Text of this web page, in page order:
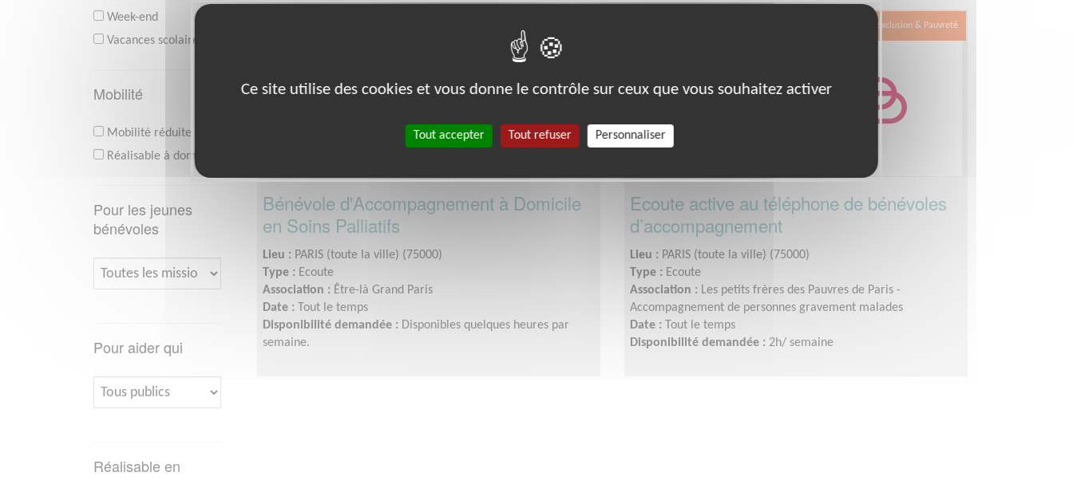
Week-end
Vacances scolaires
Mobilité
Mobilité réduite
Réalisable à domicile
Pour les jeunes
bénévoles
Pour aider qui
Réalisable en
Bénévole d'Accompagnement à Domicile
en Soins Palliatifs
Lieu : PARIS (toute la ville) (75000)
Type : Ecoute
Association : Être-là Grand Paris
Date :
Tout le temps
Disponibilité demandée : Disponibles quelques heures par
semaine.
Exclusion & Pauvreté
Ecoute active au téléphone de bénévoles
d’accompagnement
Lieu : PARIS (toute la ville) (75000)
Type : Ecoute
Association : Les petits frères des Pauvres de Paris -
Accompagnement de personnes gravement malades
Date :
Tout le temps
Disponibilité demandée : 2h/ semaine
Ce site utilise des cookies et vous donne le contrôle sur ceux que vous souhaitez activer
Tout accepter Tout refuser Personnaliser